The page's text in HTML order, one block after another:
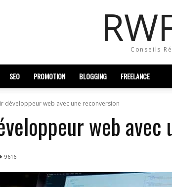
Conseils
SEO PROMOTION BLOGGING FREELANCE
développeur web avec une reconversion
web avec
9616